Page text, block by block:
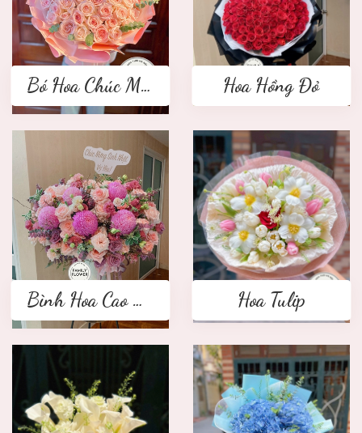
Bó Hoa Chúc Mừng Hoa Hồng Đỏ
Bình Hoa Cao Cấp Hoa Tulip